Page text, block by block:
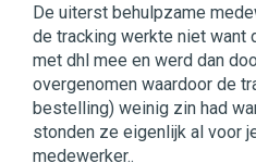
De uiterst behulpzame
de tracking werkte niet
met dhl mee en werd dan
overgenomen waardoor de
bestelling) weinig zin had
stonden ze eigenlijk al voor
medewerker..